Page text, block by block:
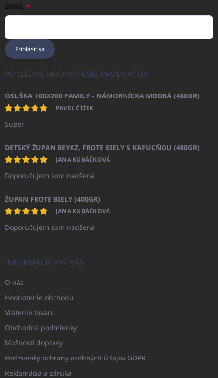
EMAIL
Prihlásiť sa
POSLEDNÉ HODNOTENIE PRODUKTOV
OSUŠKA 100X200 FAMILY - NÁMORNÍCKA MODRÁ (480GR)
PAVEL ČÍŽEK
Super
DETSKÝ ŽUPAN BEYAZ, FROTE BIELY S KAPUCŇOU (400GR)
JANA KUBÁČKOVÁ
Doporučujem som nadšená
ŽUPAN FROTE BIELY (400GR)
JANA KUBÁČKOVÁ
Doporučujem som nadšená
INFORMÁCIE PRE VÁS
O nás
Hodnotenie obchodu
Vrátenie tovaru
Obchodné podmienky
Možnosti dopravy
Podmienky ochrany osobných údajov GDPR
Reklamácia a záruka